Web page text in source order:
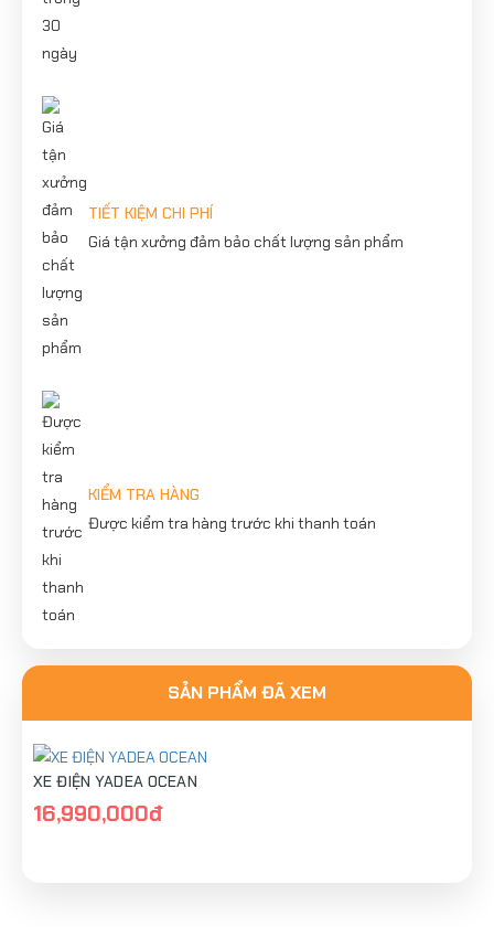
TIẾT KIỆM CHI PHÍ
Giá tận xưởng đảm bảo chất lượng sản phẩm
KIỂM TRA HÀNG
Được kiểm tra hàng trước khi thanh toán
SẢN PHẨM ĐÃ XEM
XE ĐIỆN YADEA OCEAN
16,990,000đ